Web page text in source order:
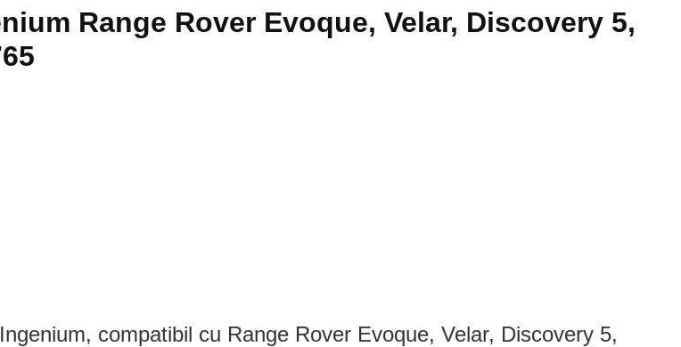
Range Rover Evoque, Velar, Discovery 5,
compatibil cu Range Rover Evoque, Velar, Discovery 5,